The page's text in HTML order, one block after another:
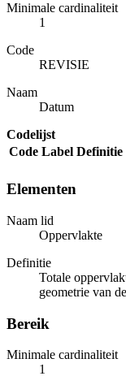
Minimale cardinaliteit
1
Code
REVISIE
Naam
Datum
Codelijst
Code Label Definitie
Elementen
Naam lid
Oppervlakte
Definitie
Totale
geometrie van
Bereik
Minimale cardinaliteit
1